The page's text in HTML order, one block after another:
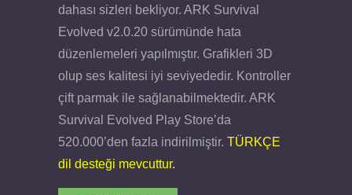
dahası sizleri bekliyor. ARK Survival
Evolved v2.0.20 sürümünde hata
düzenlemeleri yapılmıştır. Grafikleri 3D
olup ses kalitesi iyi seviyededir. Kontroller
çift parmak ile sağlanabilmektedir. ARK
Survival Evolved Play Store’da
520.000’den fazla indirilmiştir. TÜRKÇE
dil desteği mevcuttur.